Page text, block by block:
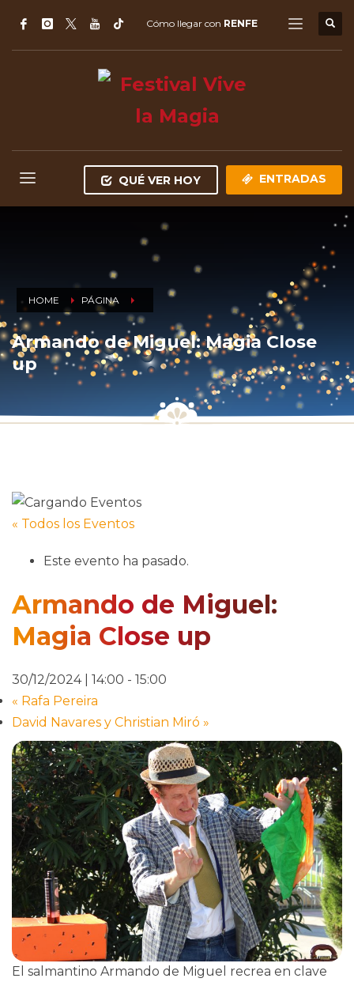
Cómo llegar con RENFE
QUÉ VER HOY ENTRADAS
HOME PÁGINA
Armando de Miguel: Magia Close
up
« Todos los Eventos
Este evento ha pasado.
Armando de Miguel:
Magia Close up
30/12/2024 | 14:00 - 15:00
« Rafa Pereira
David Navares y Christian Miró »
El salmantino Armando de Miguel recrea en clave